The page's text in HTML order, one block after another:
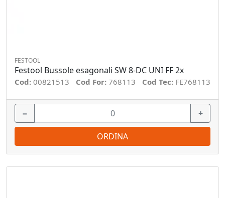
FESTOOL
Festool Bussole esagonali SW 8-DC UNI FF 2x
Cod: 00821513 Cod For: 768113 Cod Tec: FE768113
− +
ORDINA